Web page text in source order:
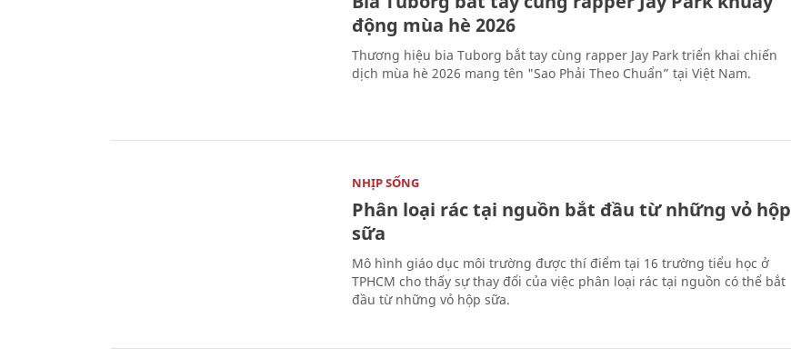
động mùa hè 2026
Thương hiệu bia Tuborg bắt tay cùng rapper Jay Park triển khai chiến
dịch mùa hè 2026 mang tên "Sao Phải Theo Chuẩn” tại Việt Nam.
NHỊP SỐNG
Phân loại rác tại nguồn bắt đầu từ những vỏ hộp
sữa
Mô hình giáo dục môi trường được thí điểm tại 16 trường tiểu học ở
TPHCM cho thấy sự thay đổi của việc phân loại rác tại nguồn có thể bắt
đầu từ những vỏ hộp sữa.